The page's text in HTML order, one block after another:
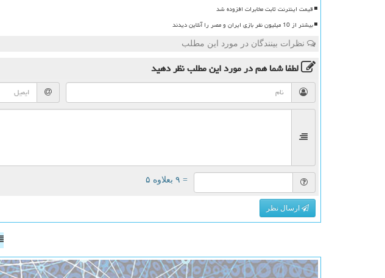
قیمت اینترنت ثابت مخابرات افزوده شد
بیشتر از 10 میلیون نفر بازی ایران و مصر را آنلاین دیدند
نظرات بینندگان در مورد این مطلب
لطفا شما همدر مورد این مطلبنظر دهید
= ۹ بعلاوه ۵
ارسال نظر